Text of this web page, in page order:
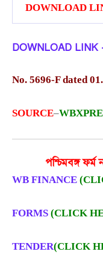
DOWNLOAD
DOWNLOAD LINK
No. 5696-F dated
SOURCE–
পশ্চিমবঙ্গ ফর্ম
WB FINANCE
FORMS (CLICK
TENDER(CLICK